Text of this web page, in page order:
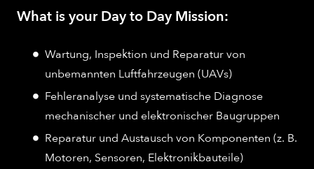
What is your Day to Day Mission:
Wartung, Inspektion und Reparatur von
unbemannten Luftfahrzeugen (UAVs)
Fehleranalyse und systematische Diagnose
mechanischer und elektronischer Baugruppen
Reparatur und Austausch von Komponenten (z. B.
Motoren, Sensoren, Elektronikbauteile)